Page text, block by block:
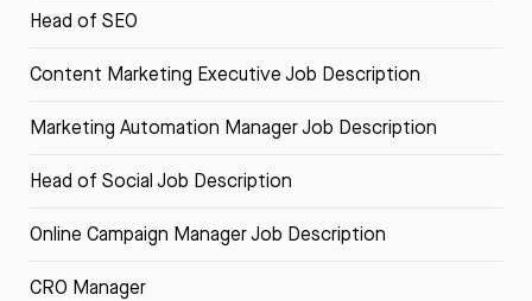
Head of SEO
Content Marketing Executive Job Description
Marketing Automation Manager Job Description
Head of Social Job Description
Online Campaign Manager Job Description
CRO Manager